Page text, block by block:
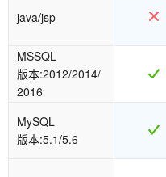
java/jsp
MSSQL
版本:2012/2014/
2016
MySQL
版本:5.1/5.6